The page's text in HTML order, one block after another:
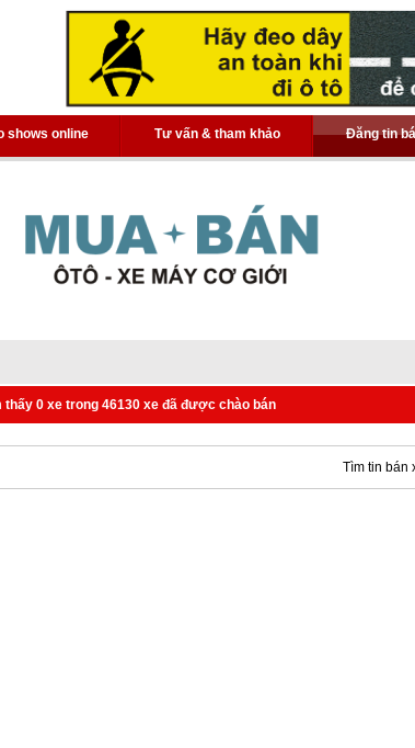
shows online Tư vấn & tham khảo Đăng tin
thấy 0 xe trong 46130 xe đã được chào bán
Tìm tin bán